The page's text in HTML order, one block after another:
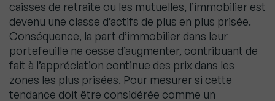
caisses de retraite ou les mutuelles, l’immobilier est
devenu une classe d’actifs de plus en plus prisée.
Conséquence, la part d’immobilier dans leur
portefeuille ne cesse d’augmenter, contribuant de
fait à l’appréciation continue des prix dans les
zones les plus prisées. Pour mesurer si cette
tendance doit être considérée comme un